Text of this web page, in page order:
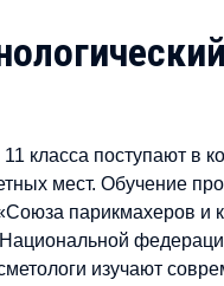
класса поступают в
мест. Обучение
парикмахеров и
изучают